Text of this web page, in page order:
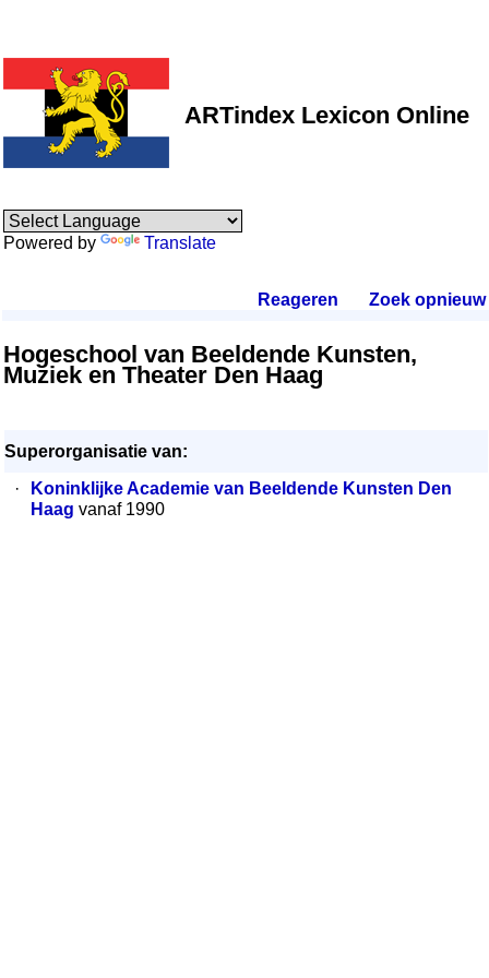
ARTindex Lexicon Online
Powered by Translate
Reageren Zoek opnieuw.
Hogeschool van Beeldende Kunsten,
Muziek en Theater Den Haag
Superorganisatie van:
·
Koninklijke Academie van Beeldende Kunsten Den
Haag vanaf 1990